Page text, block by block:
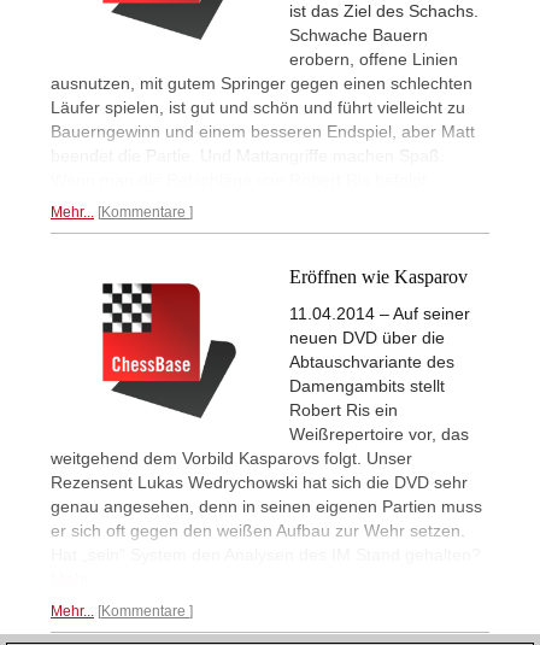
ist das Ziel des Schachs.
Schwache Bauern
erobern, offene Linien
ausnutzen, mit gutem Springer gegen einen schlechten
Läufer spielen, ist gut und schön und führt vielleicht zu
Bauerngewinn und einem besseren Endspiel, aber Matt
beendet die Partie. Und Mattangriffe machen Spaß.
Mehr... Kommentare
Eröffnen wie Kasparov
11.04.2014 – Auf seiner
neuen DVD über die
Abtauschvariante des
Damengambits stellt
Robert Ris ein
Weißrepertoire vor, das
weitgehend dem Vorbild Kasparovs folgt. Unser
Rezensent Lukas Wedrychowski hat sich die DVD sehr
genau angesehen, denn in seinen eigenen Partien muss
er sich oft gegen den weißen Aufbau zur Wehr setzen.
Mehr... Kommentare